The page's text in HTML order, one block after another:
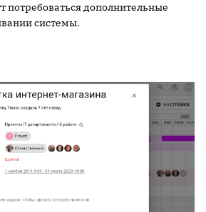
потребоваться дополнительные
системы.